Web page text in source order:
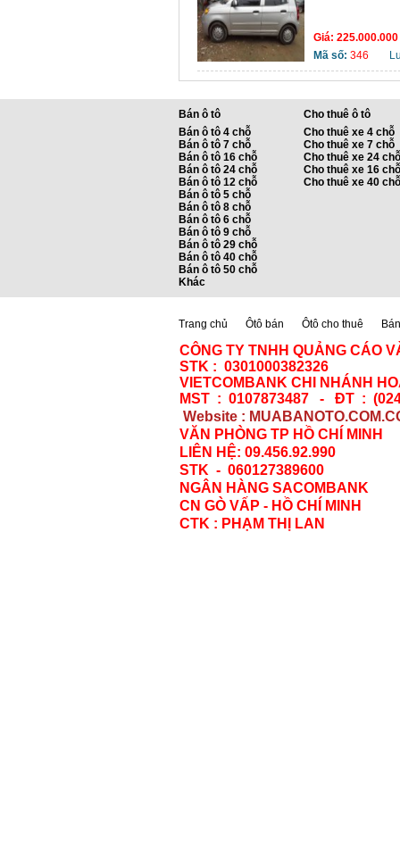
Giá:
Mã số: 346
Bán ô tô
Bán ô tô 4 chỗ
Bán ô tô 7 chỗ
Bán ô tô 16 chỗ
Bán ô tô 24 chỗ
Bán ô tô 12 chỗ
Bán ô tô 5 chỗ
Bán ô tô 8 chỗ
Bán ô tô 6 chỗ
Bán ô tô 9 chỗ
Bán ô tô 29 chỗ
Bán ô tô 40 chỗ
Bán ô tô 50 chỗ
Khác
Cho thuê ô tô
Cho thuê xe 4 chỗ
Cho thuê xe 7 chỗ
Cho thuê xe 24 chỗ
Cho thuê xe 16 chỗ
Cho thuê xe 40 chỗ
Trang chủ Ôtô bán Ôtô cho thuê
CÔNG TY TNHH QUẢNG CÁO
STK : 0301000382326
VIETCOMBANK CHI NHÁNH
MST : 0107873487 - ĐT :
Website :
VĂN PHÒNG TP HỒ CHÍ MINH
LIÊN HỆ: 09.456.92.990
STK - 060127389600
NGÂN HÀNG SACOMBANK
CN GÒ VẤP - HỒ CHÍ MINH
CTK : PHẠM THỊ LAN